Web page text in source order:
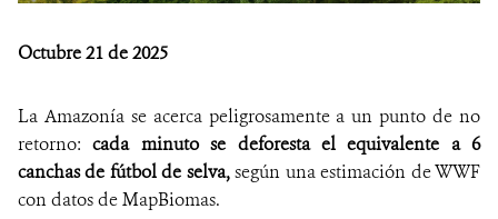
Octubre 21 de 2025
La Amazonía se acerca peligrosamente a un punto de no
retorno:cada minuto se deforesta el equivalente a 6
canchas de fútbol de selva,según una estimación de WWF
con datos de MapBiomas.